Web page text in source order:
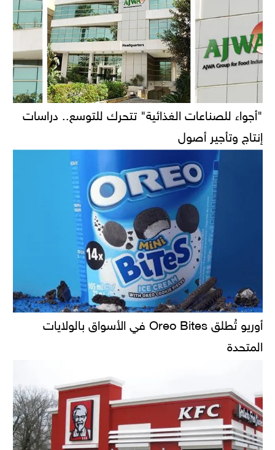
"أجواء للصناعات الغذائية" تتحرك للتوسع.. دراسات
إنتاج وتأجير أصول
أوريو تُطلق Oreo Bites في الأسواق بالولايات
المتحدة